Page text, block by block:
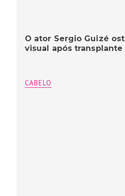
O ator Sergio Guizé
visual após transplante
CABELO